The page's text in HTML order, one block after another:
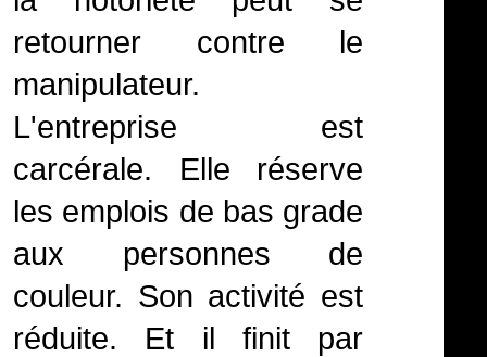
retourner contre le
manipulateur.
L'entreprise est
carcérale. Elle réserve
les emplois de bas grade
aux personnes de
couleur. Son activité est
réduite. Et il finit par